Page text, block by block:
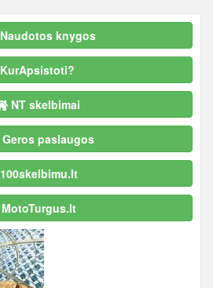
Naudotos knygos
KurApsistoti?
NT skelbimai
Geros paslaugos
100skelbimu.lt
MotoTurgus.lt